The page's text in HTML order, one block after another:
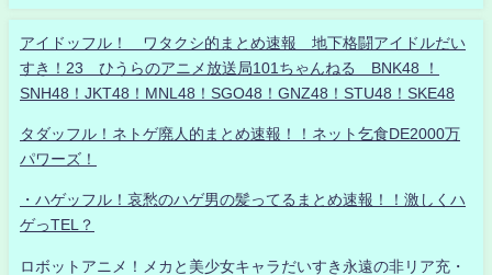
アイドッフル！ ワタクシ的まとめ速報 地下格闘アイドルだい
すき！23 ひうらのアニメ放送局101ちゃんねる BNK48 ！
SNH48！JKT48！MNL48！SGO48！GNZ48！STU48！SKE48
タダッフル！ネトゲ廃人的まとめ速報！！ネット乞食DE2000万
パワーズ！
・ハゲッフル！哀愁のハゲ男の髪ってるまとめ速報！！激しくハ
ゲっTEL？
ロボットアニメ！メカと美少女キャラだいすき永遠の非リア充・